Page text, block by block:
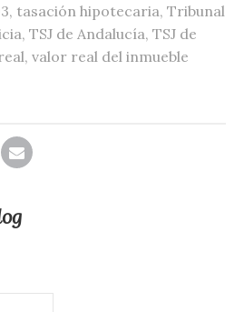
, tasación hipotecaria, Tribunal
, TSJ de Andalucía, TSJ de
, valor real del inmueble